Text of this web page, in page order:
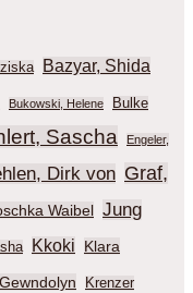
Bazyar, Shida
Bukowski, Helene Bulke
Sascha Engeler,
Dirk von Graf,
Waibel Jung
Kkoki Klara
Krenzer